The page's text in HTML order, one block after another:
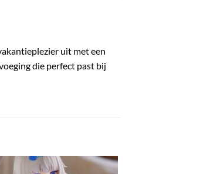
uit met een
die perfect past bij